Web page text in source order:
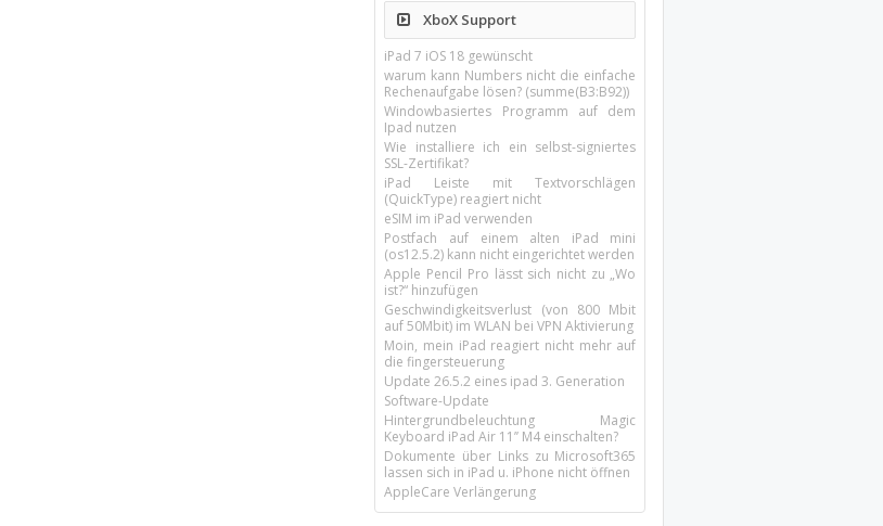
XboX Support
iPad 7 iOS 18 gewünscht
warum kann Numbers nicht die einfache
Rechenaufgabe lösen? (summe(B3:B92))
Windowbasiertes Programm auf dem
Ipad nutzen
Wie installiere ich ein selbst-signiertes
SSL-Zertifikat?
iPad Leiste mit Textvorschlägen
(QuickType) reagiert nicht
eSIM im iPad verwenden
Postfach auf einem alten iPad mini
(os12.5.2) kann nicht eingerichtet werden
Apple Pencil Pro lässt sich nicht zu „Wo
ist?“ hinzufügen
Geschwindigkeitsverlust (von 800 Mbit
auf 50Mbit) im WLAN bei VPN Aktivierung
Moin, mein iPad reagiert nicht mehr auf
die fingersteuerung
Update 26.5.2 eines ipad 3. Generation
Software-Update
Hintergrundbeleuchtung Magic
Keyboard iPad Air 11’’ M4 einschalten?
Dokumente über Links zu Microsoft365
lassen sich in iPad u. iPhone nicht öffnen
AppleCare Verlängerung